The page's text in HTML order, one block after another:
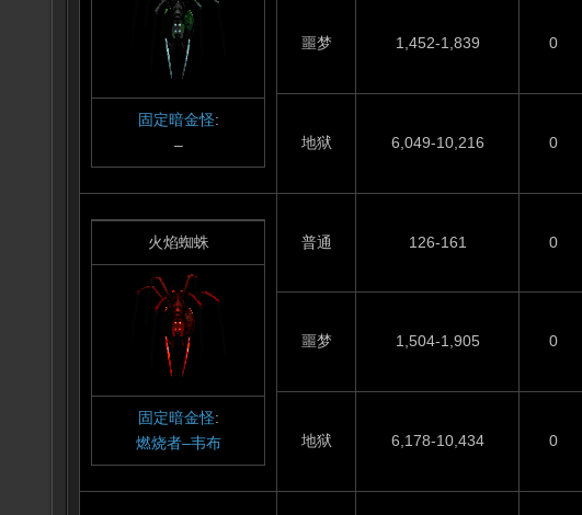
固定暗金怪:
–
噩梦 1,452-1,839 0
地狱 6,049-10,216 0
火焰蜘蛛
固定暗金怪:
燃烧者–韦布
普通 126-161 0
噩梦 1,504-1,905 0
地狱 6,178-10,434 0